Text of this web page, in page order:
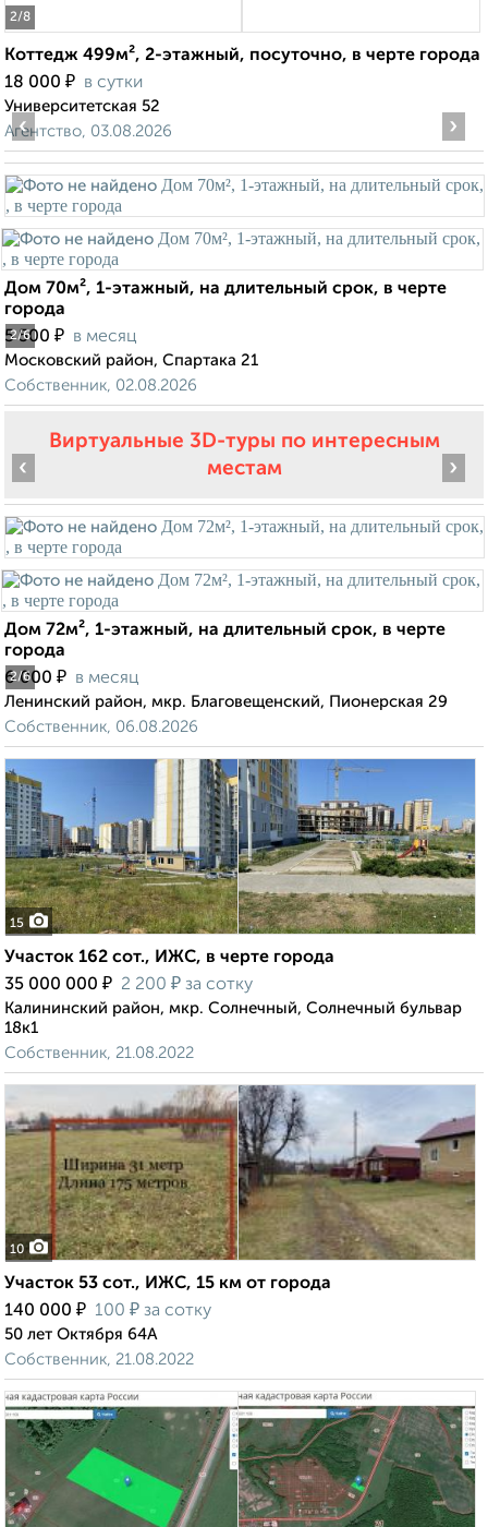
2/8
Коттедж 499м², 2-этажный, посуточно, в черте города
18 000 ₽ в сутки
Университетская 52
Агентство, 03.08.2026
2/6
‹ ›
Дом 70м², 1-этажный, на длительный срок, в черте
города
5 500 ₽ в месяц
Московский район, Спартака 21
Собственник, 02.08.2026
Виртуальные 3D-туры по интересным
местам
2/6
‹ ›
Дом 72м², 1-этажный, на длительный срок, в черте
города
6 000 ₽ в месяц
Ленинский район, мкр. Благовещенский, Пионерская 29
Собственник, 06.08.2026
15
Участок 162 сот., ИЖС, в черте города
35 000 000 ₽ 2 200 ₽ за сотку
Калининский район, мкр. Солнечный, Солнечный бульвар
18к1
Собственник, 21.08.2022
10
Участок 53 сот., ИЖС, 15 км от города
140 000 ₽ 100 ₽ за сотку
50 лет Октября 64А
Собственник, 21.08.2022